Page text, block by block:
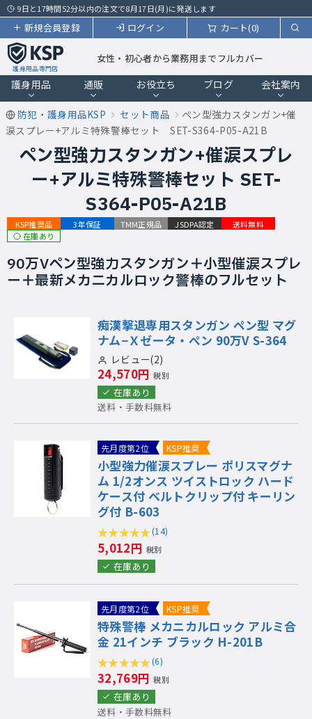
9日と17時間52分以内の注文で8月17日(月)に発送します
カート(0)
ログイン
新規会員登録
護身用品専門店
女性・初心者から業務用までフルカバー
護身用品 通販 お役立ち ブログ 会社案内
防犯・護身用品KSP セット商品
ペン型強力スタンガン+催
涙スプレー+アルミ特殊警棒セット SET-S364-P05-A21B
ペン型強力スタンガン+催涙スプレ
ー+アルミ特殊警棒セット SET-
S364-P05-A21B
KSP推奨品 3年保証 TMM正規品 JSDPA認定
送料無料
在庫あり
90万Vペン型強力スタンガン＋小型催涙スプレ
ー＋最新メカニカルロック警棒のフルセット
痴漢撃退専用スタンガン ペン型 マグ
ナム−Ｘゼータ・ペン 90万V S-364
レビュー(2)
24,570円 税別
在庫あり
送料・手数料無料
先月度第2位 KSP推奨
小型強力催涙スプレー ポリスマグナ
ム 1/2オンス ツイストロック ハード
ケース付 ベルトクリップ付 キーリン
グ付 B-603
(14)
5,012円 税別
在庫あり
先月度第2位 KSP推奨
特殊警棒 メカニカルロック アルミ合
金 21インチ ブラック H-201B
(6)
32,769円 税別
在庫あり
送料・手数料無料